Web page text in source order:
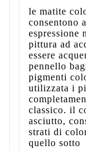
le matite
consentono
espressione
pittura ad
essere
pennello
pigmenti
utilizzata i
classico. il
asciutto,
strati di
quello sotto